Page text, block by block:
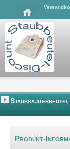
Staubsaugerbeutel
Produkt-